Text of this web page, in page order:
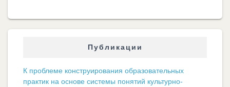
Публикации
К проблеме конструирования образовательных
практик на основе системы понятий культурно-